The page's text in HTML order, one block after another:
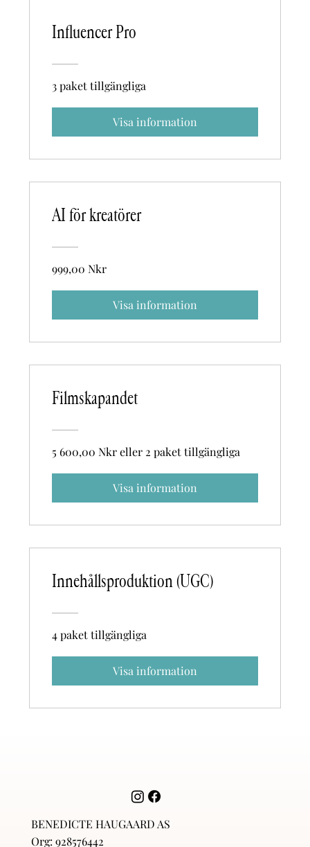
Influencer Pro
3 paket tillgängliga
Visa information
AI för kreatörer
999,00 Nkr
Visa information
Filmskapandet
5 600,00 Nkr eller 2 paket tillgängliga
Visa information
Innehållsproduktion (UGC)
4 paket tillgängliga
Visa information
BENEDICTE HAUGAARD AS
Org: 928576442